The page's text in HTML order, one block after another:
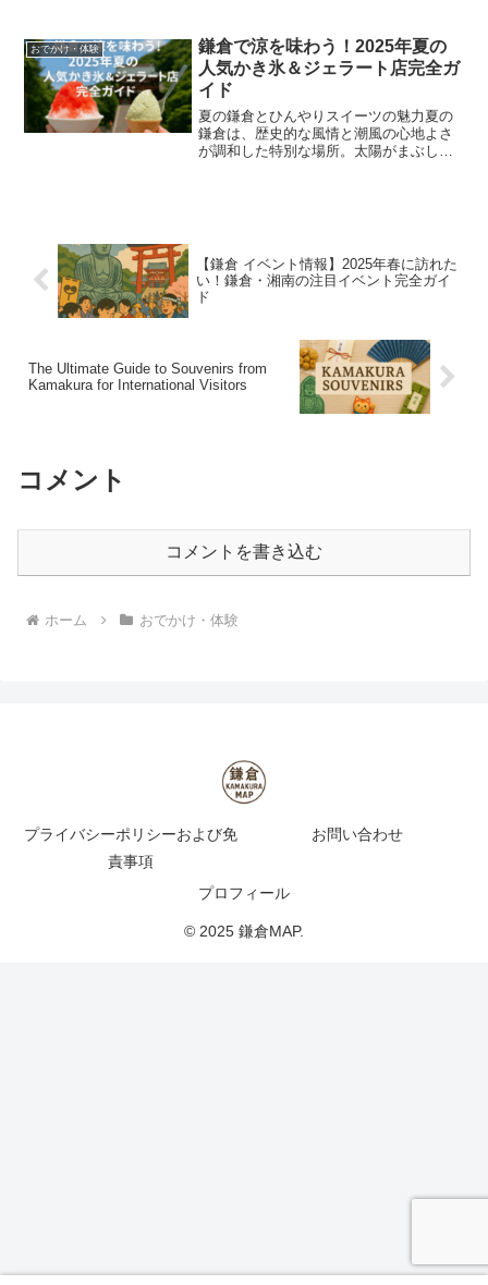
初心者でも気軽に参加できる、文化・ク
ラフト・グルメ・自然...
おでかけ・体験
鎌倉で涼を味わう！2025年夏の
人気かき氷＆ジェラート店完全ガ
イド
夏の鎌倉とひんやりスイーツの魅力夏の
鎌倉は、歴史的な風情と潮風の心地よさ
が調和した特別な場所。太陽がまぶしく
【鎌倉 イベント情報】2025年春に訪れた
い！鎌倉・湘南の注目イベント完全ガイ
ド
The Ultimate Guide to Souvenirs from
Kamakura for International Visitors
コメント
コメントを書き込む
ホーム おでかけ・体験
プライバシーポリシーおよび免
責事項
お問い合わせ
プロフィール
© 2025 鎌倉MAP.